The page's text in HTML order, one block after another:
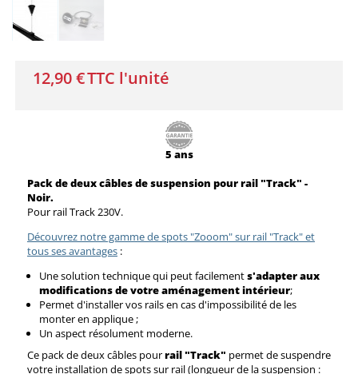
12,90 €TTC l'unité
5 ans
Pack de deux câbles de suspension pour rail "Track" -
Noir.
Pour rail Track 230V.
Découvrez notre gamme de spots "Zooom" sur rail "Track" et
tous ses avantages :
Une solution technique qui peut facilements'adapter aux
modifications de votre aménagement intérieur;
Permet d'installer vos rails en cas d'impossibilité de les
monter en applique ;
Un aspect résolument moderne.
Ce pack de deux câbles pourrail "Track" permet de suspendre
votre installation de spots sur rail (longueur de la suspension :